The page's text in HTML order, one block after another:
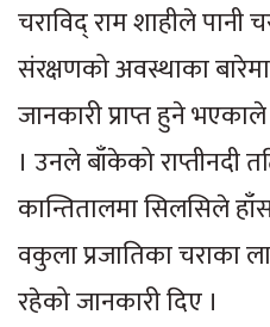
चराविद् राम शाहीले पानी
संरक्षणको अवस्थाका
जानकारी प्राप्त हुने
। उनले बाँकेको राप्तीनदी
कान्तितालमा सिलसिले
वकुला प्रजातिका चराका
रहेको जानकारी दिए ।